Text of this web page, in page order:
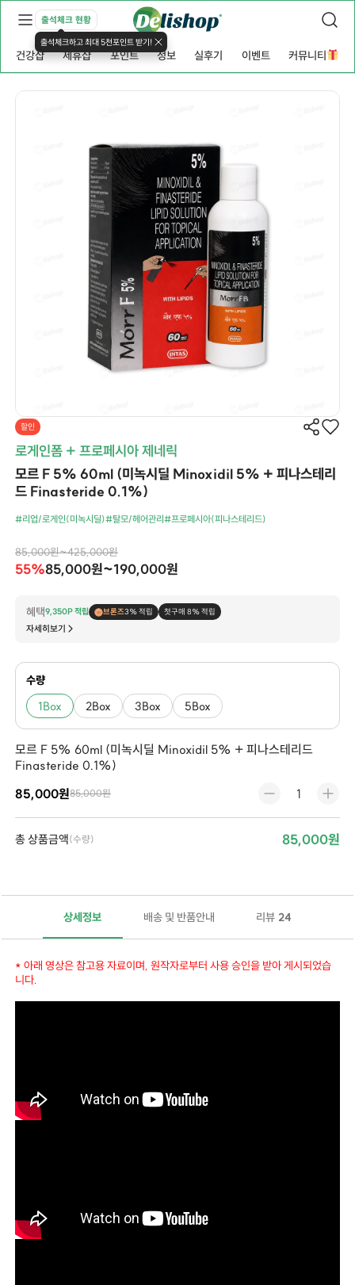
출석체크 현황
출석체크하고 최대 5천포인트 받기!
건강샵 제휴샵 포인트 정보 실후기 이벤트 커뮤니티
할인
로게인폼 + 프로페시아 제네릭
모르 F 5% 60ml (미녹시딜 Minoxidil 5% + 피나스테리
드 Finasteride 0.1%)
#리업/로게인(미녹시딜)#탈모/헤어관리#프로페시아(피나스테리드)
85,000원~425,000원
55%85,000원~190,000원
혜택9,350P 적립 브론즈3% 적립 첫구매 8% 적립
자세히보기
수량
1Box 2Box 3Box 5Box
모르 F 5% 60ml (미녹시딜 Minoxidil 5% + 피나스테리드
Finasteride 0.1%)
85,000원85,000원
총 상품금액(수량) 85,000원
상세정보 배송 및 반품안내 리뷰 24
* 아래 영상은 참고용 자료이며, 원작자로부터 사용 승인을 받아 게시되었습
니다.